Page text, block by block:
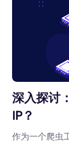
深入探讨
IP？
作为一个爬虫